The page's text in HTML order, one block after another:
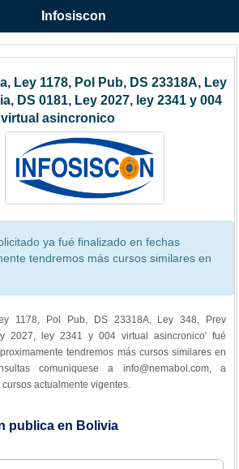
Infosiscon
Ley 1178, Pol Pub, DS 23318A, Ley
DS 0181, Ley 2027, ley 2341 y 004
virtual asincronico
ya fué finalizado en fechas
tendremos más cursos similares en
1178, Pol Pub, DS 23318A, Ley 348, Prev
2027, ley 2341 y 004 virtual asincronico' fué
tendremos más cursos similares en
comuniquese a info@nemabol.com, a
actualmente vigentes.
publica en Bolivia